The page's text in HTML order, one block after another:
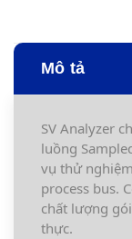
Mô tả
SV Analyzer
luồng
vụ thử
process bus.
chất lượng
thực.